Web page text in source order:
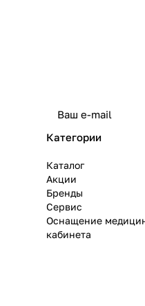
Категории
Каталог
Акции
Бренды
Сервис
Оснащение
кабинета